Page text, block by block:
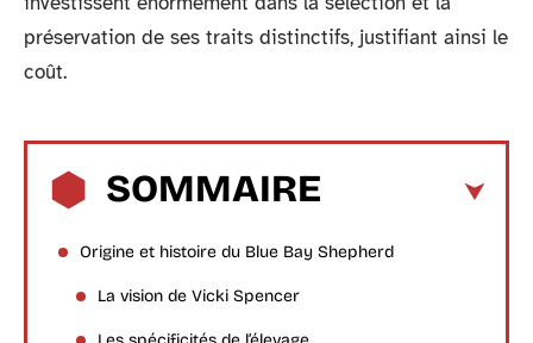
préservation de ses traits distinctifs, justifiant ainsi le
coût.
SOMMAIRE
Origine et histoire du Blue Bay Shepherd
La vision de Vicki Spencer